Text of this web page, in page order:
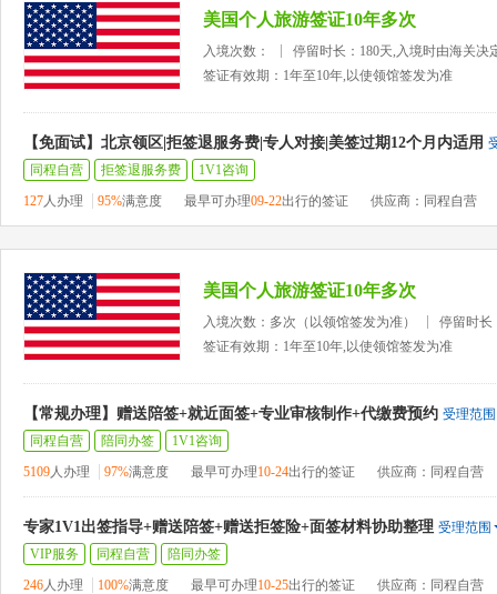
美国个人旅游签证10年多次
入境次数：
停留时长：180天,入境时由海关决
签证有效期：1年至10年,以使领馆签发为准
【免面试】北京领区|拒签退服务费|专人对接|美签过期12个月内适用
同程自营
拒签退服务费
1V1咨询
127人办理 95%满意度 最早可办理09-22出行的签证 供应商：同程自营
美国个人旅游签证10年多次
入境次数：多次（以领馆签发为准）
停留时长
签证有效期：1年至10年,以使领馆签发为准
【常规办理】赠送陪签+就近面签+专业审核制作+代缴费预约 受理范围
同程自营
陪同办签
1V1咨询
5109人办理 97%满意度 最早可办理10-24出行的签证 供应商：同程自营
专家1V1出签指导+赠送陪签+赠送拒签险+面签材料协助整理 受理范围
VIP服务
同程自营
陪同办签
246人办理 100%满意度 最早可办理10-25出行的签证 供应商：同程自营